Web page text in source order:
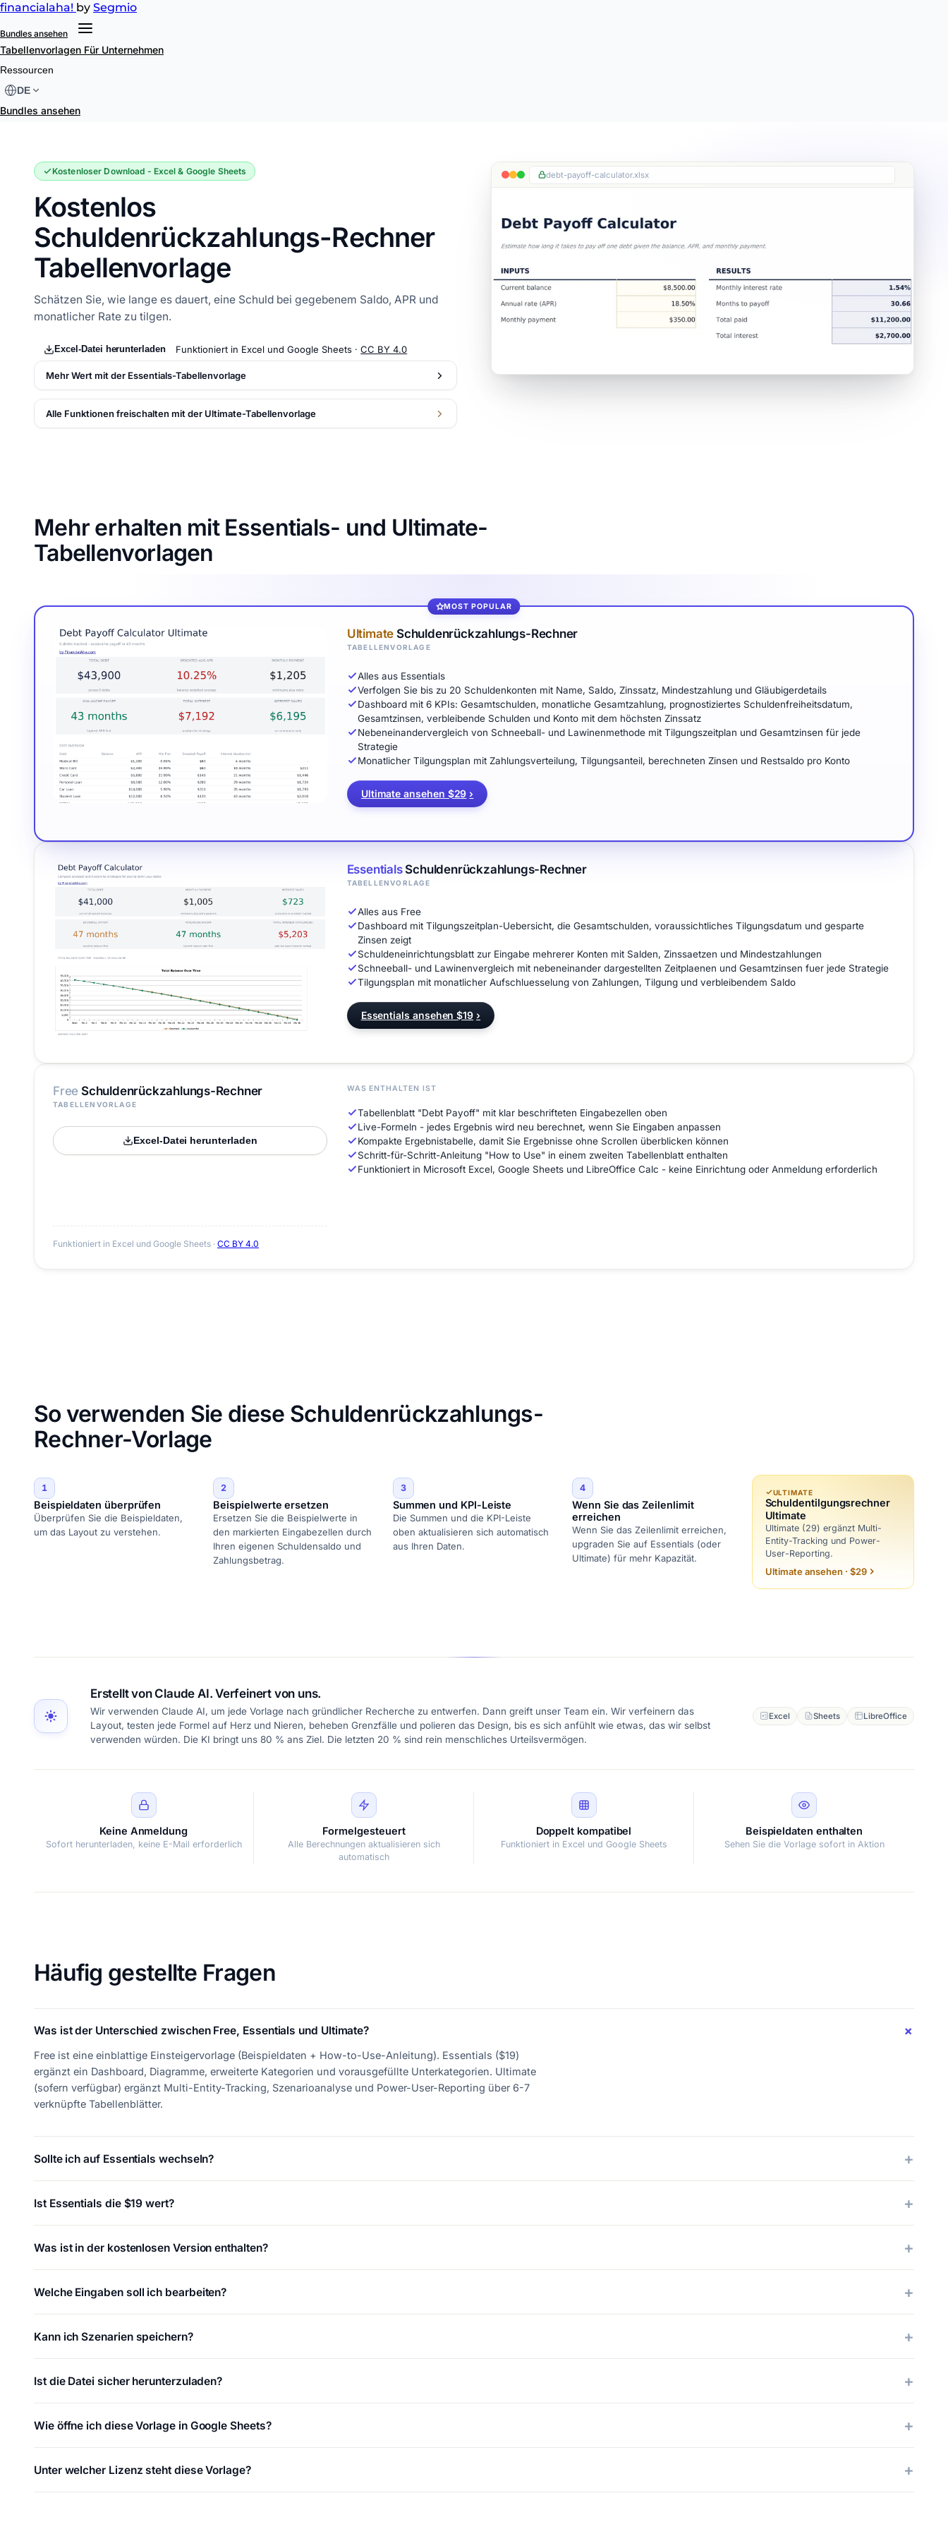
financialaha! by Segmio
Bundles ansehen
Tabellenvorlagen Für Unternehmen
Ressourcen
DE
Bundles ansehen
Schuldenrückzahlungs-Rechner
Kostenloser Download - Excel & Google Sheets
Kostenlos
Schuldenrückzahlungs-Rechner
Tabellenvorlage
Schätzen Sie, wie lange es dauert, eine Schuld bei gegebenem Saldo, APR und
monatlicher Rate zu tilgen.
Excel-Datei herunterladen Funktioniert in Excel und Google Sheets ·CC BY 4.0
Mehr Wert mit der Essentials-Tabellenvorlage
Alle Funktionen freischalten mit der Ultimate-Tabellenvorlage
debt-payoff-calculator.xlsx
Mehr erhalten mit Essentials- und Ultimate-
Tabellenvorlagen
Free Schuldenrückzahlungs-Rechner
TABELLENVORLAGE
Excel-Datei herunterladen
Funktioniert in Excel und Google Sheets · CC BY 4.0
WAS ENTHALTEN IST
Tabellenblatt "Debt Payoff" mit klar beschrifteten Eingabezellen oben
Live-Formeln - jedes Ergebnis wird neu berechnet, wenn Sie Eingaben anpassen
Kompakte Ergebnistabelle, damit Sie Ergebnisse ohne Scrollen überblicken können
Schritt-für-Schritt-Anleitung "How to Use" in einem zweiten Tabellenblatt enthalten
Funktioniert in Microsoft Excel, Google Sheets und LibreOffice Calc - keine Einrichtung oder Anmeldung erforderlich
EssentialsSchuldenrückzahlungs-Rechner
TABELLENVORLAGE
Alles aus Free
Dashboard mit Tilgungszeitplan-Uebersicht, die Gesamtschulden, voraussichtliches Tilgungsdatum und gesparte
Zinsen zeigt
Schuldeneinrichtungsblatt zur Eingabe mehrerer Konten mit Salden, Zinssaetzen und Mindestzahlungen
Schneeball- und Lawinenvergleich mit nebeneinander dargestellten Zeitplaenen und Gesamtzinsen fuer jede Strategie
Tilgungsplan mit monatlicher Aufschluesselung von Zahlungen, Tilgung und verbleibendem Saldo
Essentials ansehen $19 ›
MOST POPULAR
Ultimate Schuldenrückzahlungs-Rechner
TABELLENVORLAGE
Alles aus Essentials
Verfolgen Sie bis zu 20 Schuldenkonten mit Name, Saldo, Zinssatz, Mindestzahlung und Gläubigerdetails
Dashboard mit 6 KPIs: Gesamtschulden, monatliche Gesamtzahlung, prognostiziertes Schuldenfreiheitsdatum,
Gesamtzinsen, verbleibende Schulden und Konto mit dem höchsten Zinssatz
Nebeneinandervergleich von Schneeball- und Lawinenmethode mit Tilgungszeitplan und Gesamtzinsen für jede
Strategie
Monatlicher Tilgungsplan mit Zahlungsverteilung, Tilgungsanteil, berechneten Zinsen und Restsaldo pro Konto
Ultimate ansehen $29 ›
So verwenden Sie diese Schuldenrückzahlungs-
Rechner-Vorlage
1
Beispieldaten überprüfen
Überprüfen Sie die Beispieldaten,
um das Layout zu verstehen.
2
Beispielwerte ersetzen
Ersetzen Sie die Beispielwerte in
den markierten Eingabezellen durch
Ihren eigenen Schuldensaldo und
Zahlungsbetrag.
3
Summen und KPI-Leiste
Die Summen und die KPI-Leiste
oben aktualisieren sich automatisch
aus Ihren Daten.
4
Wenn Sie das Zeilenlimit
erreichen
Wenn Sie das Zeilenlimit erreichen,
upgraden Sie auf Essentials (oder
Ultimate) für mehr Kapazität.
ULTIMATE
Schuldentilgungsrechner
Ultimate
Ultimate (29) ergänzt Multi-
Entity-Tracking und Power-
User-Reporting.
Ultimate ansehen · $29
Erstellt von Claude AI. Verfeinert von uns.
Wir verwenden Claude AI, um jede Vorlage nach gründlicher Recherche zu entwerfen. Dann greift unser Team ein. Wir verfeinern das
Layout, testen jede Formel auf Herz und Nieren, beheben Grenzfälle und polieren das Design, bis es sich anfühlt wie etwas, das wir selbst
verwenden würden. Die KI bringt uns 80 % ans Ziel. Die letzten 20 % sind rein menschliches Urteilsvermögen.
Excel Sheets LibreOffice
Keine Anmeldung
Sofort herunterladen, keine E-Mail erforderlich
Formelgesteuert
Alle Berechnungen aktualisieren sich
automatisch
Doppelt kompatibel
Funktioniert in Excel und Google Sheets
Beispieldaten enthalten
Sehen Sie die Vorlage sofort in Aktion
Häufig gestellte Fragen
Was ist der Unterschied zwischen Free, Essentials und Ultimate?
Free ist eine einblattige Einsteigervorlage (Beispieldaten + How-to-Use-Anleitung). Essentials ($19)
ergänzt ein Dashboard, Diagramme, erweiterte Kategorien und vorausgefüllte Unterkategorien. Ultimate
(sofern verfügbar) ergänzt Multi-Entity-Tracking, Szenarioanalyse und Power-User-Reporting über 6-7
verknüpfte Tabellenblätter.
Sollte ich auf Essentials wechseln?
Ist Essentials die $19 wert?
Was ist in der kostenlosen Version enthalten?
Welche Eingaben soll ich bearbeiten?
Kann ich Szenarien speichern?
Ist die Datei sicher herunterzuladen?
Wie öffne ich diese Vorlage in Google Sheets?
Unter welcher Lizenz steht diese Vorlage?